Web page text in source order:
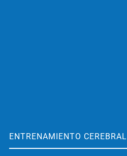
ENTRENAMIENTO CEREBRAL